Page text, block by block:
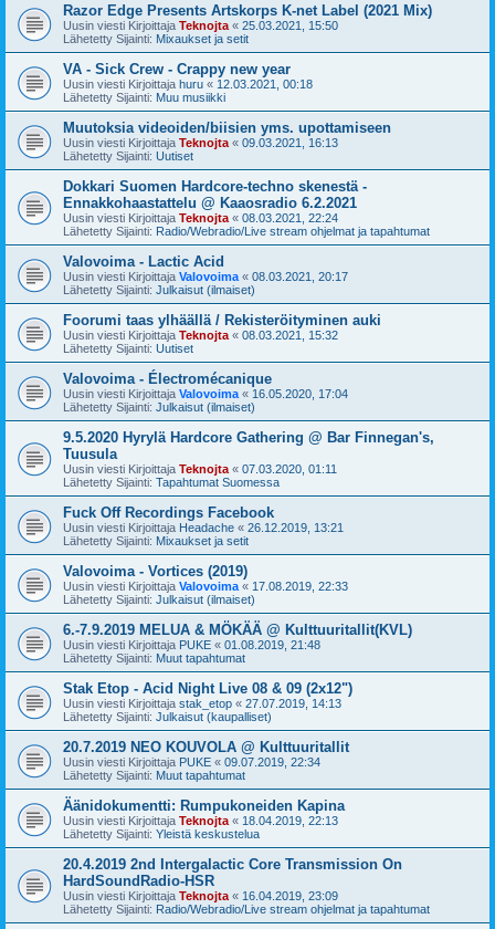
Razor Edge Presents Artskorps K-net Label (2021 Mix)
Uusin viesti Kirjoittaja Teknojta « 25.03.2021, 15:50
Lähetetty Sijainti: Mixaukset ja setit
VA - Sick Crew - Crappy new year
Uusin viesti Kirjoittaja huru « 12.03.2021, 00:18
Lähetetty Sijainti: Muu musiikki
Muutoksia videoiden/biisien yms. upottamiseen
Uusin viesti Kirjoittaja Teknojta « 09.03.2021, 16:13
Lähetetty Sijainti: Uutiset
Dokkari Suomen Hardcore-techno skenestä -
Ennakkohaastattelu @ Kaaosradio 6.2.2021
Uusin viesti Kirjoittaja Teknojta « 08.03.2021, 22:24
Lähetetty Sijainti: Radio/Webradio/Live stream ohjelmat ja tapahtumat
Valovoima - Lactic Acid
Uusin viesti Kirjoittaja Valovoima « 08.03.2021, 20:17
Lähetetty Sijainti: Julkaisut (ilmaiset)
Foorumi taas ylhäällä / Rekisteröityminen auki
Uusin viesti Kirjoittaja Teknojta « 08.03.2021, 15:32
Lähetetty Sijainti: Uutiset
Valovoima - Électromécanique
Uusin viesti Kirjoittaja Valovoima « 16.05.2020, 17:04
Lähetetty Sijainti: Julkaisut (ilmaiset)
9.5.2020 Hyrylä Hardcore Gathering @ Bar Finnegan's,
Tuusula
Uusin viesti Kirjoittaja Teknojta « 07.03.2020, 01:11
Lähetetty Sijainti: Tapahtumat Suomessa
Fuck Off Recordings Facebook
Uusin viesti Kirjoittaja Headache « 26.12.2019, 13:21
Lähetetty Sijainti: Mixaukset ja setit
Valovoima - Vortices (2019)
Uusin viesti Kirjoittaja Valovoima « 17.08.2019, 22:33
Lähetetty Sijainti: Julkaisut (ilmaiset)
6.-7.9.2019 MELUA & MÖKÄÄ @ Kulttuuritallit(KVL)
Uusin viesti Kirjoittaja PUKE « 01.08.2019, 21:48
Lähetetty Sijainti: Muut tapahtumat
Stak Etop - Acid Night Live 08 & 09 (2x12")
Uusin viesti Kirjoittaja stak_etop « 27.07.2019, 14:13
Lähetetty Sijainti: Julkaisut (kaupalliset)
20.7.2019 NEO KOUVOLA @ Kulttuuritallit
Uusin viesti Kirjoittaja PUKE « 09.07.2019, 22:34
Lähetetty Sijainti: Muut tapahtumat
Äänidokumentti: Rumpukoneiden Kapina
Uusin viesti Kirjoittaja Teknojta « 18.04.2019, 22:13
Lähetetty Sijainti: Yleistä keskustelua
20.4.2019 2nd Intergalactic Core Transmission On
HardSoundRadio-HSR
Uusin viesti Kirjoittaja Teknojta « 16.04.2019, 23:09
Lähetetty Sijainti: Radio/Webradio/Live stream ohjelmat ja tapahtumat